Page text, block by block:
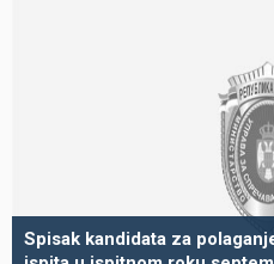
Spisak kandidata za